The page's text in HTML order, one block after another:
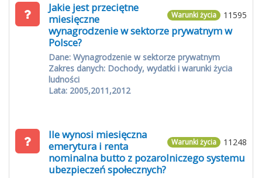
11595
Warunki życia
Jakie jest przeciętne
miesięczne
wynagrodzenie w sektorze prywatnym w
Polsce?
Dane: Wynagrodzenie w sektorze prywatnym
Zakres danych: Dochody, wydatki i warunki życia
ludności
Lata: 2005,2011,2012
11248
Warunki życia
Ile wynosi miesięczna
emerytura i renta
nominalna butto z pozarolniczego systemu
ubezpieczeń społecznych?